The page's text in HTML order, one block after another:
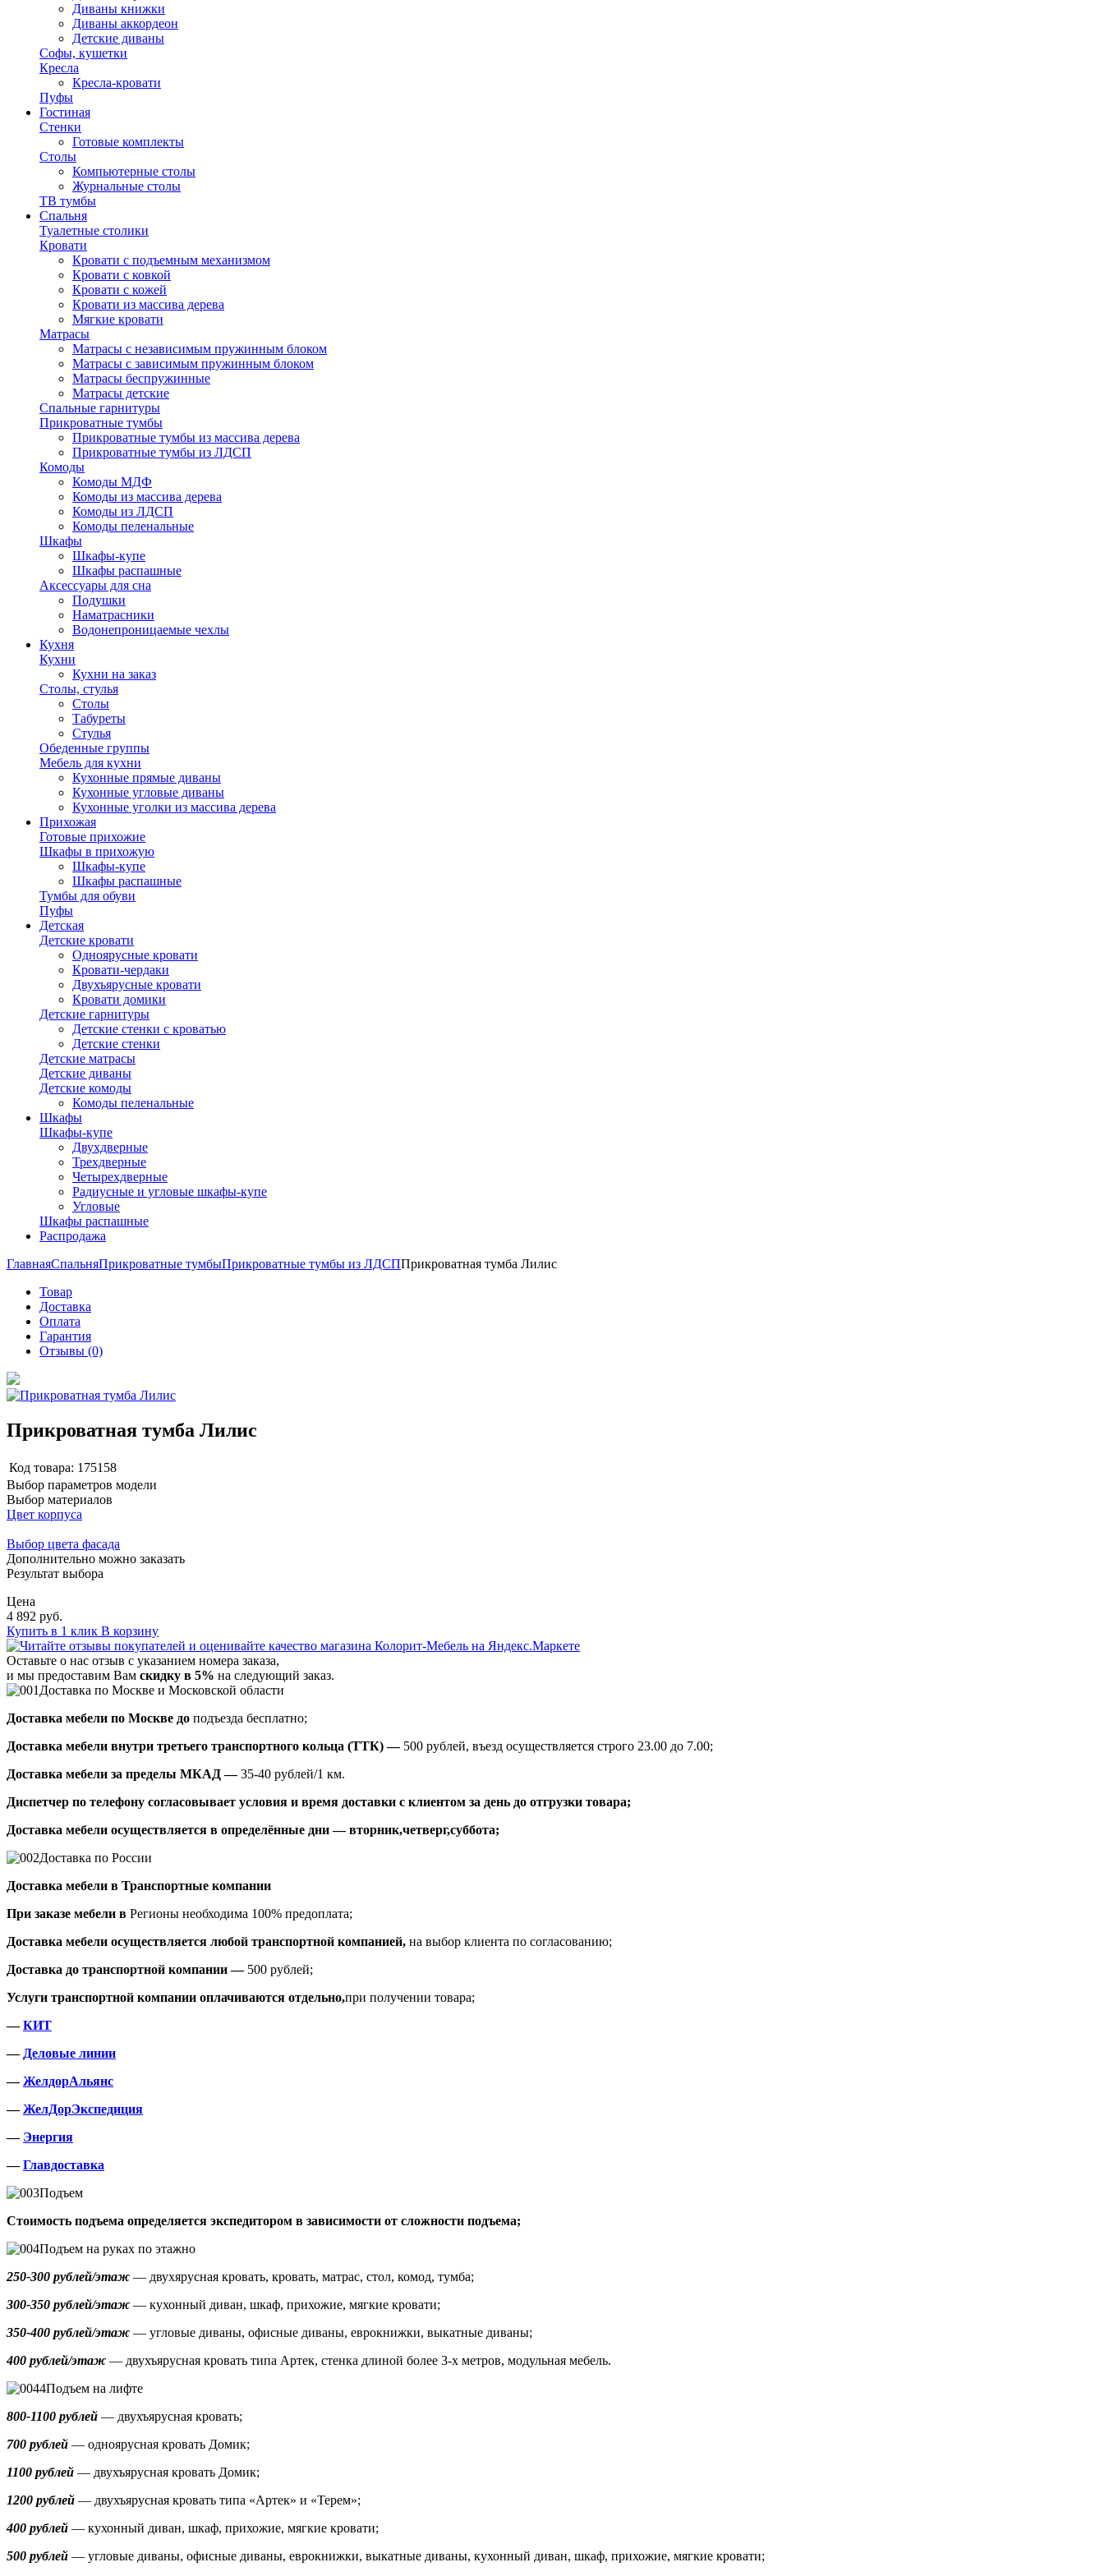
Диваны книжки
Диваны аккордеон
Детские диваны
Софы, кушетки
Кресла
Кресла-кровати
Пуфы
Гостиная
Стенки
Готовые комплекты
Столы
Компьютерные столы
Журнальные столы
ТВ тумбы
Спальня
Туалетные столики
Кровати
Кровати с подъемным механизмом
Кровати с ковкой
Кровати с кожей
Кровати из массива дерева
Мягкие кровати
Матрасы
Матрасы с независимым пружинным блоком
Матрасы с зависимым пружинным блоком
Матрасы беспружинные
Матрасы детские
Спальные гарнитуры
Прикроватные тумбы
Прикроватные тумбы из массива дерева
Прикроватные тумбы из ЛДСП
Комоды
Комоды МДФ
Комоды из массива дерева
Комоды из ЛДСП
Комоды пеленальные
Шкафы
Шкафы-купе
Шкафы распашные
Аксессуары для сна
Подушки
Наматрасники
Водонепроницаемые чехлы
Кухня
Кухни
Кухни на заказ
Столы, стулья
Столы
Табуреты
Стулья
Обеденные группы
Мебель для кухни
Кухонные прямые диваны
Кухонные угловые диваны
Кухонные уголки из массива дерева
Прихожая
Готовые прихожие
Шкафы в прихожую
Шкафы-купе
Шкафы распашные
Тумбы для обуви
Пуфы
Детская
Детские кровати
Одноярусные кровати
Кровати-чердаки
Двухъярусные кровати
Кровати домики
Детские гарнитуры
Детские стенки с кроватью
Детские стенки
Детские матрасы
Детские диваны
Детские комоды
Комоды пеленальные
Шкафы
Шкафы-купе
Двухдверные
Трехдверные
Четырехдверные
Радиусные и угловые шкафы-купе
Угловые
Шкафы распашные
Распродажа
ГлавнаяСпальняПрикроватные тумбыПрикроватные тумбы из ЛДСППрикроватная тумба Лилис
Товар
Доставка
Оплата
Гарантия
Отзывы (0)
Прикроватная тумба Лилис
Код товара: 175158
Выбор параметров модели
Выбор материалов
Цвет корпуса
Выбор цвета фасада
Дополнительно можно заказать
Результат выбора
Цена
4 892 руб.
Купить в 1 клик В корзину
Оставьте о нас отзыв с указанием номера заказа,
и мы предоставим Вам скидку в 5% на следующий заказ.
Доставка по Москве и Московской области
Доставка мебели по Москве до подъезда бесплатно;
Доставка мебели внутри третьего транспортного кольца (ТТК) —500 рублей, въезд осуществляется строго 23.00 до 7.00;
Доставка мебели за пределы МКАД —35-40 рублей/1 км.
Диспетчер по телефону согласовывает условия и время доставки с клиентом за день до отгрузки товара;
Доставка мебели осуществляется в определённые дни — вторник,четверг,суббота;
Доставка по России
Доставка мебели в Транспортные компании
При заказе мебели в Регионы необходима 100% предоплата;
Доставка мебели осуществляется любой транспортной компанией, на выбор клиента по согласованию;
Доставка до транспортной компании —500 рублей;
Услуги транспортной компании оплачиваются отдельно,при получении товара;
—КИТ
— Деловые линии
—ЖелдорАльянс
—ЖелДорЭкспедиция
— Энергия
—Главдоставка
Подъем
Стоимость подъема определяется экспедитором в зависимости от сложности подъема;
Подъем на руках по этажно
250-300 рублей/этаж — двухярусная кровать, кровать, матрас, стол, комод, тумба;
300-350 рублей/этаж — кухонный диван, шкаф, прихожие, мягкие кровати;
350-400 рублей/этаж — угловые диваны, офисные диваны, еврокнижки, выкатные диваны;
400 рублей/этаж — двухъярусная кровать типа Артек, стенка длиной более 3-х метров, модульная мебель.
Подъем на лифте
800-1100 рублей — двухъярусная кровать;
700 рублей — одноярусная кровать Домик;
1100 рублей — двухъярусная кровать Домик;
1200 рублей — двухъярусная кровать типа «Артек» и «Терем»;
400 рублей — кухонный диван, шкаф, прихожие, мягкие кровати;
500 рублей — угловые диваны, офисные диваны, еврокнижки, выкатные диваны, кухонный диван, шкаф, прихожие, мягкие кровати;